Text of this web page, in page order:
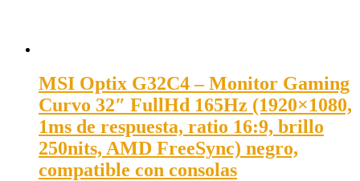
MSI Optix G32C4 – Monitor Gaming
Curvo 32″ FullHd 165Hz (1920×1080,
1ms de respuesta, ratio 16:9, brillo
250nits, AMD FreeSync) negro,
compatible con consolas